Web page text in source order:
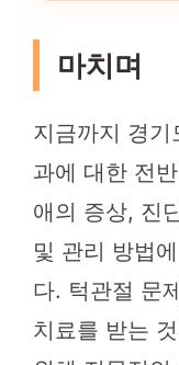
마치며
지금까지 경기
과에 대한 전
애의 증상, 진
및 관리 방법
다. 턱관절 문
치료를 받는